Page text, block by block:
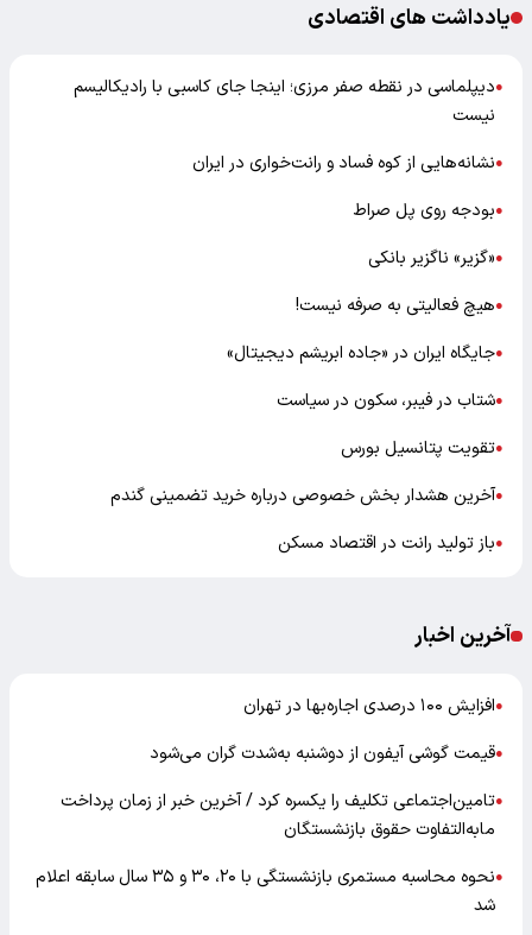
یادداشت های اقتصادی
●دیپلماسی در نقطه صفر مرزی؛ اینجا جای کاسبی با رادیکالیسم
نیست
●نشانه‌هایی از کوه فساد و رانت‌خواری در ایران
●بودجه روی پل صراط
●«گزیر» ناگزیر بانکی
●هیچ فعالیتی به صرفه نیست!
●جایگاه ایران در «جاده ابریشم دیجیتال»
●شتاب در فیبر، سکون در سیاست
●تقویت پتانسیل بورس
●آخرین هشدار بخش خصوصی درباره خرید تضمینی گندم
●باز تولید رانت در اقتصاد مسکن
آخرین اخبار
●افزایش ۱۰۰ درصدی اجاره‌بها در تهران
●قیمت گوشی آیفون از دوشنبه به‌شدت گران‌ می‌شود
●تامین‌اجتماعی تکلیف را یکسره کرد / آخرین خبر از زمان پرداخت
مابه‌التفاوت حقوق بازنشستگان
●
نحوه محاسبه مستمری بازنشستگی با ۲۰، ۳۰ و ۳۵ سال سابقه اعلام
شد